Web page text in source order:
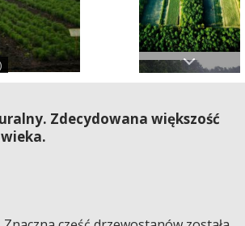
Zdecydowana większość